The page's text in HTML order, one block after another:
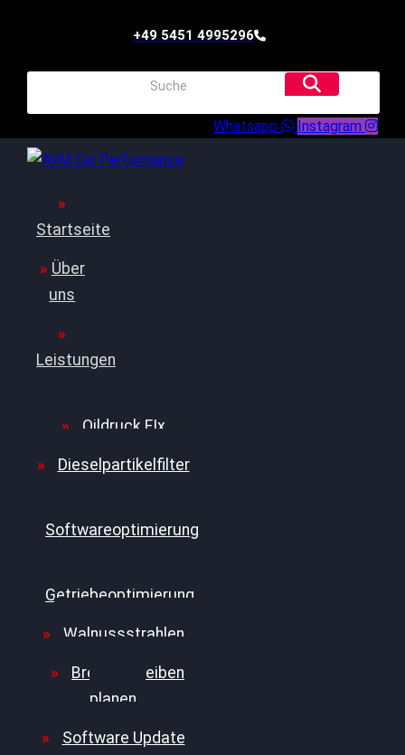
+49 5451 4995296
Whatsapp Instagram
Startseite
Über
uns
Leistungen
Oildruck FIx
Dieselpartikelfilter
Softwareoptimierung
Getriebeoptimierung
Walnussstrahlen
Bremsscheiben
planen
Software Update